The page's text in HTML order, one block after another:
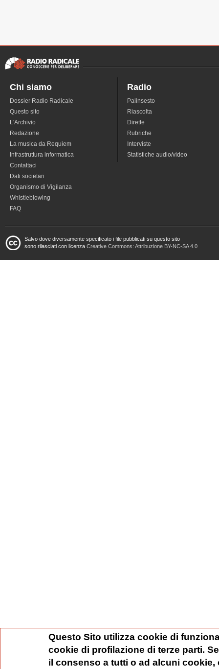
Chi siamo
Dossier Radio Radicale
Questo sito
L'Archivio
Redazione
La musica da Requiem
Infrastruttura informatica
Contattaci
Dati societari
Organismo di Vigilanza
Whistleblowing
FAQ
Radio
Palinsesto
Riascolta
Dirette
Rubriche
Interviste
Statistiche audio/video
Salvo dove diversamente specificato i file pubblicati su questo sito
sono rilasciati con licenza Creative Commons: Attribuzione BY-NC-SA 4.0
Questo Sito utilizza cookie di
cookie di profilazione di terze parti.
il consenso a tutti o ad alcuni